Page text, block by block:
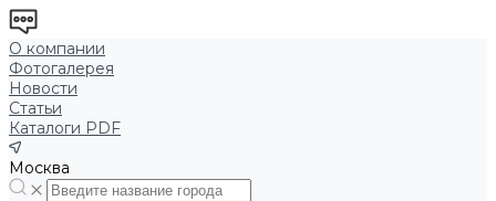
О компании
Фотогалерея
Новости
Статьи
Каталоги PDF
Москва